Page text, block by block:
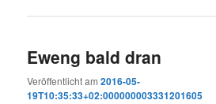
Eweng bald dran
Veröffentlicht am2016-05-
19T10:35:33+02:000000003331201605